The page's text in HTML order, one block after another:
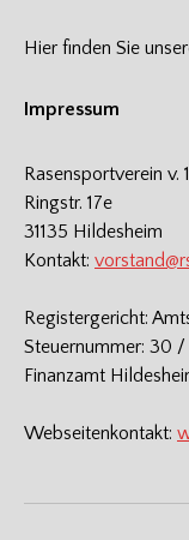
Hier finden Sie
Impressum
Rasensportverein v.
Ringstr. 17e
31135 Hildesheim
Kontakt:
Registergericht:
Steuernummer: 30
Finanzamt
Webseitenkontakt: